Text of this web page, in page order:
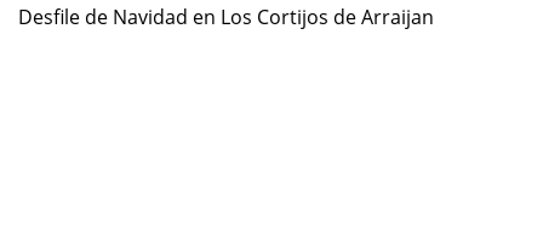
Desfile de Navidad en Los Cortijos de Arraijan